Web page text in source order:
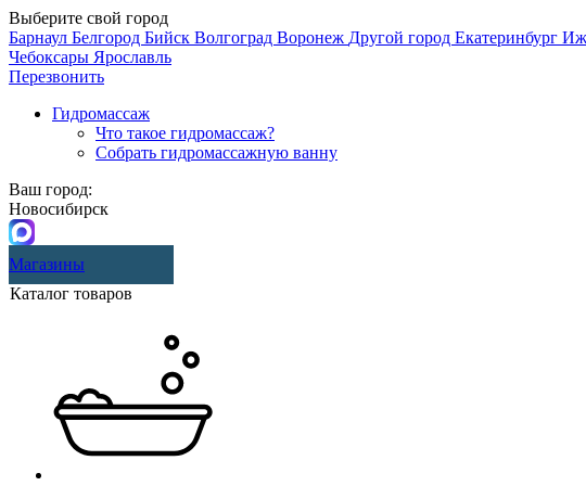
Выберите свой город
Барнаул Белгород Бийск Волгоград Воронеж Другой город Екатеринбург
Чебоксары Ярославль
Перезвонить
Гидромассаж
Что такое гидромассаж?
Собрать гидромассажную ванну
Ваш город:
Новосибирск
Магазины
Каталог товаров